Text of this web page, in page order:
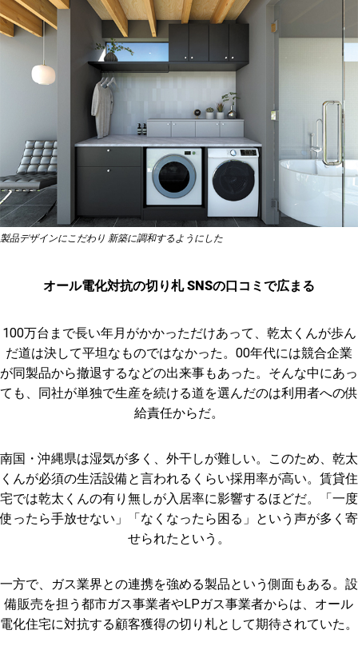
製品デザインにこだわり 新築に調和するようにした
オール電化対抗の切り札 SNSの口コミで広まる
100万台まで長い年月がかかっただけあって、乾太くんが歩ん
だ道は決して平坦なものではなかった。00年代には競合企業
が同製品から撤退するなどの出来事もあった。そんな中にあっ
ても、同社が単独で生産を続ける道を選んだのは利用者への供
給責任からだ。
南国・沖縄県は湿気が多く、外干しが難しい。このため、乾太
くんが必須の生活設備と言われるくらい採用率が高い。賃貸住
宅では乾太くんの有り無しが入居率に影響するほどだ。「一度
使ったら手放せない」「なくなったら困る」という声が多く寄
せられたという。
一方で、ガス業界との連携を強める製品という側面もある。設
備販売を担う都市ガス事業者やLPガス事業者からは、オール
電化住宅に対抗する顧客獲得の切り札として期待されていた。